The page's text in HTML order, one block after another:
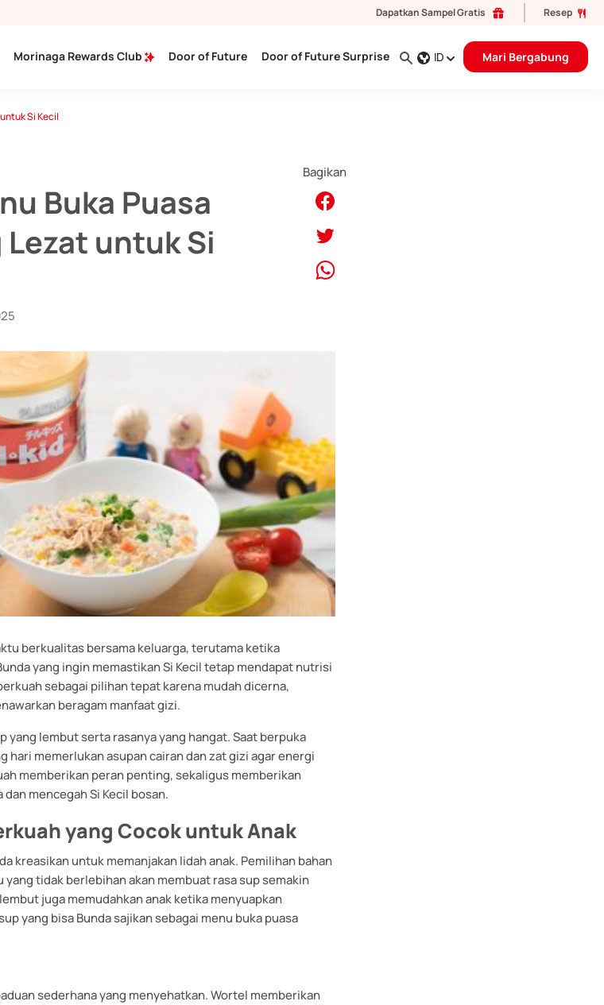
Dapatkan Sampel Gratis Resep
ID Mari Bergabung
Morinaga Rewards Club Door of Future Door of Future Surprise
Si Kecil
Buka Puasa
untuk Si
Bagikan
berkualitas bersama keluarga, terutama ketika
yang ingin memastikan Si Kecil tetap mendapat nutrisi
sebagai pilihan tepat karena mudah dicerna,
beragam manfaat gizi.
yang lembut serta rasanya yang hangat. Saat berpuka
hari memerlukan asupan cairan dan zat gizi agar energi
memberikan peran penting, sekaligus memberikan
mencegah Si Kecil bosan.
yang Cocok untuk Anak
kreasikan untuk memanjakan lidah anak. Pemilihan bahan
tidak berlebihan akan membuat rasa sup semakin
juga memudahkan anak ketika menyuapkan
yang bisa Bunda sajikan sebagai menu buka puasa
sederhana yang menyehatkan. Wortel memberikan